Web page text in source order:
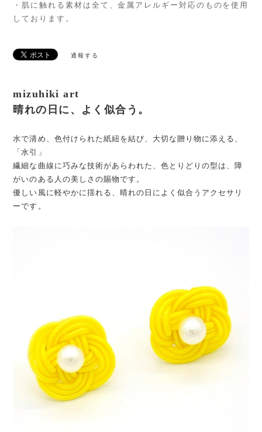
・肌に触れる素材は全て、金属アレルギー対応のものを使用
しております。
通報する
mizuhiki art
晴れの日に、よく似合う。
水で清め、色付けられた紙紐を結び、大切な贈り物に添える、
「水引」
繊細な曲線に巧みな技術があらわれた、色とりどりの型は、障
がいのある人の美しさの賜物です。
優しい風に軽やかに揺れる、晴れの日によく似合うアクセサリ
ーです。